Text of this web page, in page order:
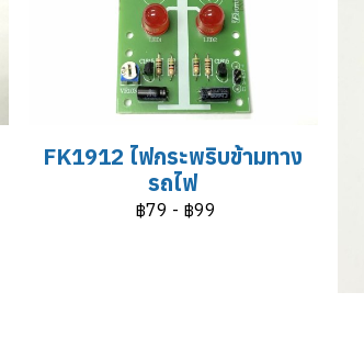
FK1912 ไฟกระพริบข้ามทาง
รถไฟ
฿79 - ฿99